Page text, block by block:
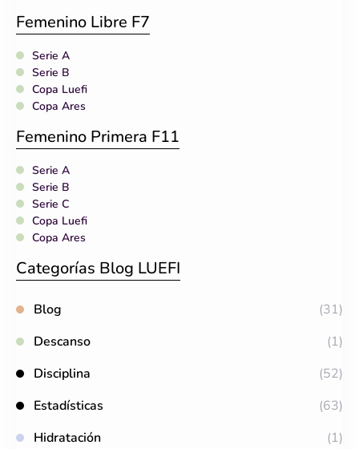
Femenino Libre F7
Serie A
Serie B
Copa Luefi
Copa Ares
Femenino Primera F11
Serie A
Serie B
Serie C
Copa Luefi
Copa Ares
Categorías Blog LUEFI
Blog
(31)
Descanso
(1)
Disciplina
(52)
Estadísticas
(63)
Hidratación
(1)